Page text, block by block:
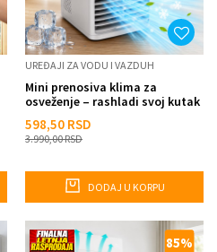
UREĐAJI ZA VODU I VAZDUH
Mini prenosiva klima za
osveženje – rashladi svoj kutak
598,50 RSD
3.990,00RSD
DODAJ U KORPU
85%